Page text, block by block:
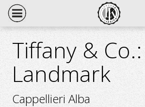
Tiffany &
Landmark
Cappellieri Alba